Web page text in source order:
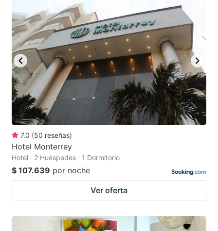
7.0 (50 reseñas)
Hotel Monterrey
Hotel · 2 Huéspedes · 1 Dormitorio
$ 107.639 por noche
Ver oferta